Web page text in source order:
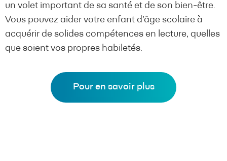
un volet important de sa santé et de son bien-être.
Vous pouvez aider votre enfant d’âge scolaire à
acquérir de solides compétences en lecture, quelles
que soient vos propres habiletés.
Pour en savoir plus